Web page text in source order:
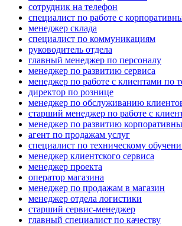
сотрудник на телефон
специалист по работе с
менеджер склада
специалист по коммуникациям
руководитель отдела
главный менеджер по персоналу
менеджер по развитию сервиса
менеджер по работе с клиентами по
директор по рознице
менеджер по обслуживанию
старший менеджер по работе с
менеджер по развитию
агент по продажам услуг
специалист по техническому
менеджер клиентского сервиса
менеджер проекта
оператор магазина
менеджер по продажам в магазин
менеджер отдела логистики
старший сервис-менеджер
главный специалист по качеству